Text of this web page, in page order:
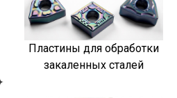
Пластины для обработки
закаленных сталей